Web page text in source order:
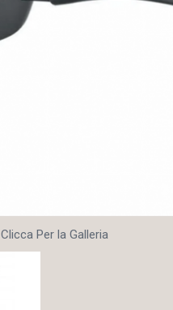
Clicca Per la Galleria